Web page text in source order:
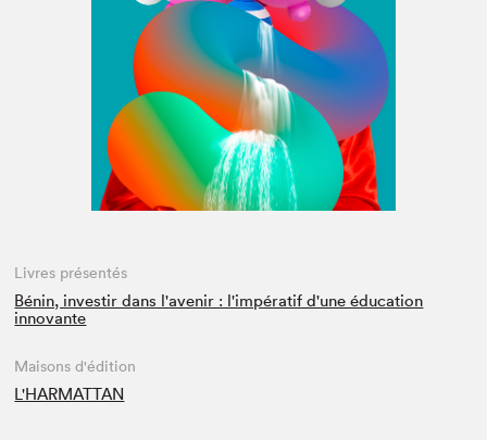
Espace médias
Livres présentés
Bénin, investir dans l'avenir : l'impératif d'une éducation
innovante
Maisons d'édition
L'HARMATTAN